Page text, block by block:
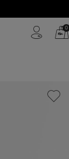
0